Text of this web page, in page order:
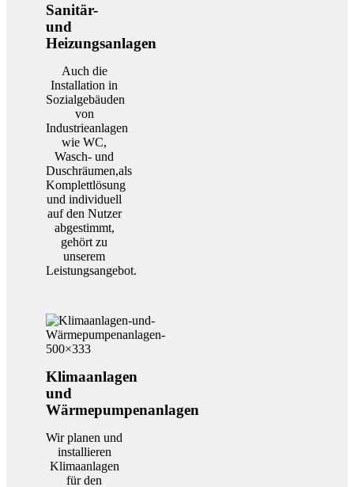
Sanitär-
und
Heizungsanlagen
Auch die
Installation in
Sozialgebäuden
von
Industrieanlagen
wie WC,
Wasch- und
Duschräumen,als
Komplettlösung
und individuell
auf den Nutzer
abgestimmt,
gehört zu
unserem
Leistungsangebot.
Klimaanlagen
und
Wärmepumpenanlagen
Wir planen und
installieren
Klimaanlagen
für den